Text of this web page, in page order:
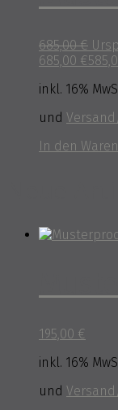
685,00€
685,00 €
inkl. 16%
und
In den
195,00 €
inkl. 16%
und